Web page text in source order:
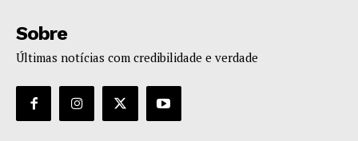
Sobre
Últimas notícias com credibilidade e verdade